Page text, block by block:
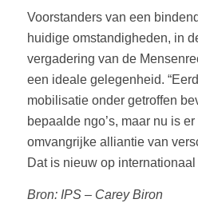
Voorstanders van een
huidige omstandigheden, in
vergadering van de
een ideale gelegenheid.
mobilisatie onder getroffen
bepaalde ngo’s, maar nu is
omvangrijke alliantie van
Dat is nieuw op internationaal
Bron: IPS – Carey Biron